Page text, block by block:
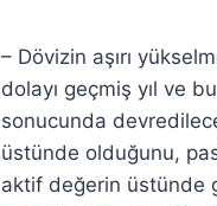
– Dövizin aşırı
dolayı geçmiş yıl ve
sonucunda
üstünde olduğunu,
aktif değerin üstünde